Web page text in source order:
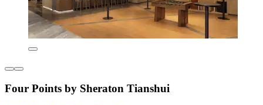
Four Points by Sheraton Tianshui